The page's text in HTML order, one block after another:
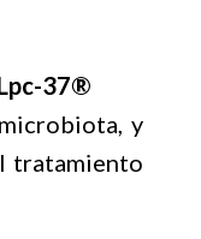
37®
y
tratamiento